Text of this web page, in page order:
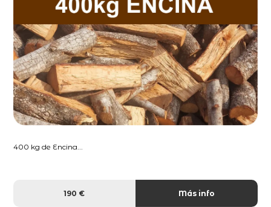
400 kg de Encina...
190 € Más info